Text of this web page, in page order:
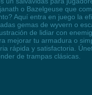
o Bazelgeuse que
Aquí entra en juego la
gemas de wyvern o
de lidiar con
mejorar tu armadura o
rápida y satisfactoria.
de trampas clásicas.